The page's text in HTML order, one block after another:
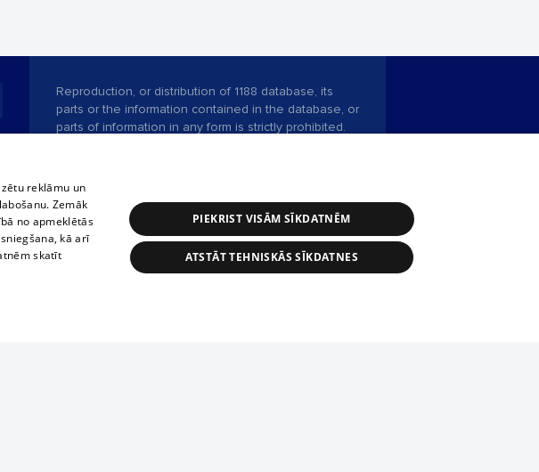
Reproduction, or distribution of 1188 database, its
parts or the information contained in the database, or
parts of information in any form is strictly prohibited.
website.
Vortal assistance service: e-mail -info@1188.lv
reklāmu un
Zemāk
no apmeklētās
kā arī
skatīt
PIEKRIST VISĀM SĪKDATNĒM
ATSTĀT TEHNISKĀS SĪKDATNES